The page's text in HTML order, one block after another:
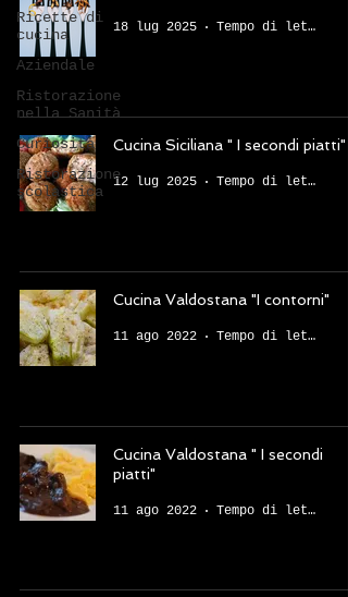
Ricette di
cucina
Aziendale
Ristorazione
nella Sanità
Curiosità
Ristorazione
scolastica
18 lug 2025 Tempo di lettura: 3 min
Cucina Siciliana " I secondi piatti"
12 lug 2025 Tempo di lettura: 5 min
Cucina Valdostana "I contorni"
11 ago 2022 Tempo di lettura: 2 min
Cucina Valdostana " I secondi
piatti"
11 ago 2022 Tempo di lettura: 3 min